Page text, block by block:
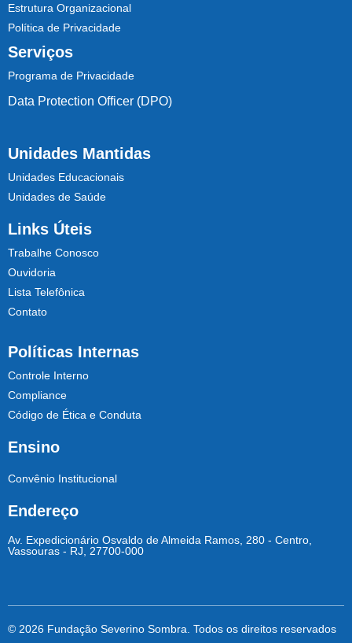
Estrutura Organizacional
Política de Privacidade
Serviços
Programa de Privacidade
Data Protection Officer (DPO)
Unidades Mantidas
Unidades Educacionais
Unidades de Saúde
Links Úteis
Trabalhe Conosco
Ouvidoria
Lista Telefônica
Contato
Políticas Internas
Controle Interno
Compliance
Código de Ética e Conduta
Ensino
Convênio Institucional
Endereço
Av. Expedicionário Osvaldo de Almeida Ramos, 280 - Centro,
Vassouras - RJ, 27700-000
© 2026 Fundação Severino Sombra. Todos os direitos reservados